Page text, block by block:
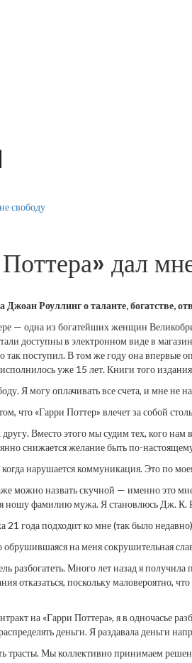
свободу
дал
Роуллинг о таланте, богатстве,
— одна из богатейших женщин
доступны в электронном виде в
так поступил. В том же году она
уже 15 лет. Книги того
Я могу оплачивать все счета, и мне не
что «Гарри Поттер» влечет за собой
Вместо этого мы судим тех, кого
снижается желание быть по-
нарушается коммуникация. Это по
можно назвать скучной — именно это
фамилию мужа. Я становлюсь Дж. К.
21 года подходит ко мне (так было
на меня сокрушительная
разбогатеть. Много лет назад я
отказаться, поскольку маловероятно,
на «Гарри Поттера», я в одночасье
деньги. Я раздавала деньги
трасты. Мы коллективно принимаем